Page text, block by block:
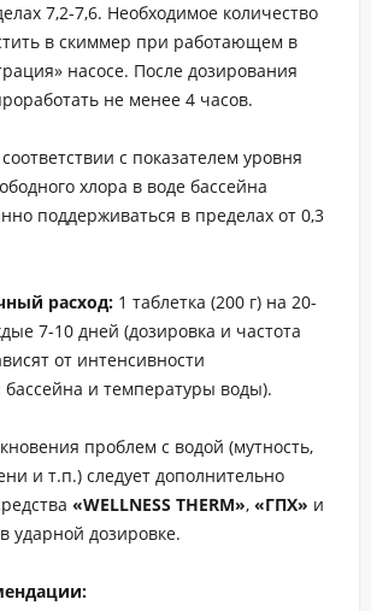
7,2-7,6. Необходимое количество
в скиммер при работающем в
насосе. После дозирования
не менее 4 часов.
с показателем уровня
хлора в воде бассейна
поддерживаться в пределах от 0,3
расход: 1 таблетка (200 г) на 20-
7-10 дней (дозировка и частота
от интенсивности
бассейна и температуры воды).
проблем с водой (мутность,
и т.п.) следует дополнительно
«WELLNESS THERM», «ГПХ» и
в ударной дозировке.